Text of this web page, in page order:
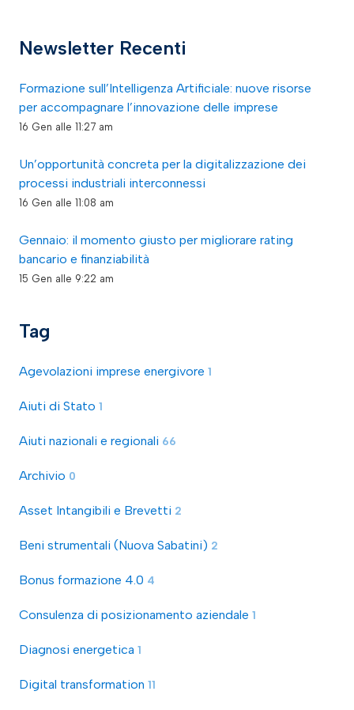
Newsletter Recenti
Formazione sull’Intelligenza Artificiale: nuove risorse
per accompagnare l’innovazione delle imprese
16 Gen alle 11:27 am
Un’opportunità concreta per la digitalizzazione dei
processi industriali interconnessi
16 Gen alle 11:08 am
Gennaio: il momento giusto per migliorare rating
bancario e finanziabilità
15 Gen alle 9:22 am
Tag
Agevolazioni imprese energivore 1
Aiuti di Stato 1
Aiuti nazionali e regionali 66
Archivio 0
Asset Intangibili e Brevetti 2
Beni strumentali (Nuova Sabatini) 2
Bonus formazione 4.0 4
Consulenza di posizionamento aziendale 1
Diagnosi energetica 1
Digital transformation 11